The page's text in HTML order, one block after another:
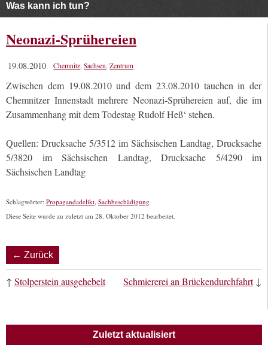
Was kann ich tun?
Neonazi-Sprühereien
19.08.2010 Chemnitz,Sachsen,Zentrum
Zwischen dem 19.08.2010 und dem 23.08.2010 tauchen in der
Chemnitzer Innenstadt mehrere Neonazi-Sprühereien auf, die im
Zusammenhang mit dem Todestag Rudolf Heß‘ stehen.
Quellen: Drucksache 5/3512 im Sächsischen Landtag, Drucksache
5/3820 im Sächsischen Landtag, Drucksache 5/4290 im
Sächsischen Landtag
Schlagwörter: Propagandadelikt, Sachbeschädigung
Diese Seite wurde zu zuletzt am 28. Oktober 2012 bearbeitet.
← Zurück
↑ Stolperstein ausgehebelt Schmiererei an Brückendurchfahrt↓
Zuletzt aktualisiert